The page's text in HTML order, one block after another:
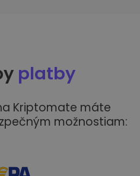
platby
Kriptomate máte
možnostiam: